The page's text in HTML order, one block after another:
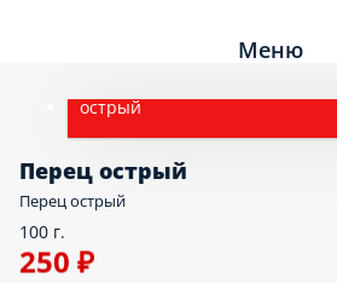
Меню
острый
Перец острый
Перец острый
100 г.
250 ₽